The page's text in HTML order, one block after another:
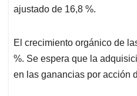
ajustado de 16,8 %.
El crecimiento orgánico de
%. Se espera que la
en las ganancias por acción